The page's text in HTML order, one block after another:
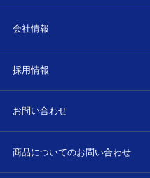
会社情報
採用情報
お問い合わせ
商品についてのお問い合わせ